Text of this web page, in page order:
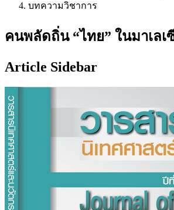
บทความวิชาการ
คนพลัดถิ่น “ไทย” ในมาเล
Article Sidebar